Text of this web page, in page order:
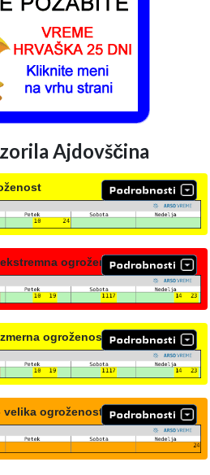
Ajdovščina
ogroženost
ogroženost
velika ogroženost